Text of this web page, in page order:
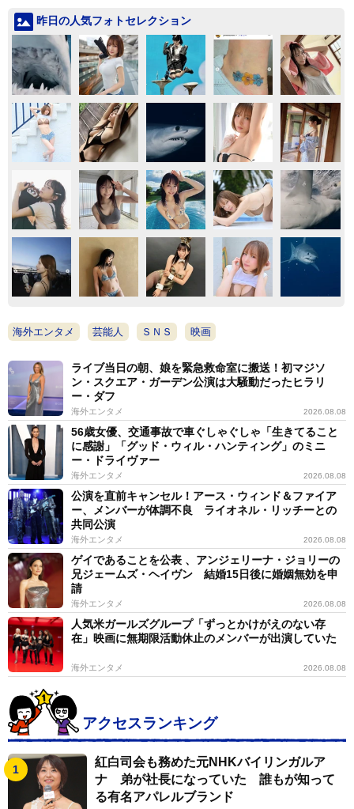
昨日の人気フォトセレクション
海外エンタメ 芸能人 ＳＮＳ 映画
ライブ当日の朝、娘を緊急救命室に搬送！初マジソ
ン・スクエア・ガーデン公演は大騒動だったヒラリ
ー・ダフ
海外エンタメ 2026.08.08
56歳女優、交通事故で車ぐしゃぐしゃ「生きてること
に感謝」「グッド・ウィル・ハンティング」のミニ
ー・ドライヴァー
海外エンタメ 2026.08.08
公演を直前キャンセル！アース・ウィンド＆ファイア
ー、メンバーが体調不良 ライオネル・リッチーとの
共同公演
海外エンタメ 2026.08.08
ゲイであることを公表 、アンジェリーナ・ジョリーの
兄ジェームズ・ヘイヴン 結婚15日後に婚姻無効を申
請
海外エンタメ 2026.08.08
人気米ガールズグループ「ずっとかけがえのない存
在」映画に無期限活動休止のメンバーが出演していた
海外エンタメ 2026.08.08
アクセスランキング
紅白司会も務めた元NHKバイリンガルア
ナ 弟が社長になっていた 誰もが知って
る有名アパレルブランド